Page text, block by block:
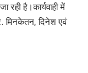
रही है।कार्यवाही में
मिनकेतन, दिनेश एवं